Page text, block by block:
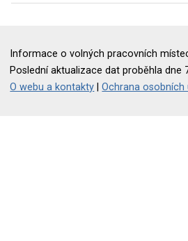
Informace o volných pracovních
Poslední aktualizace dat proběhla dne
O webu a kontakty |Ochrana osobních